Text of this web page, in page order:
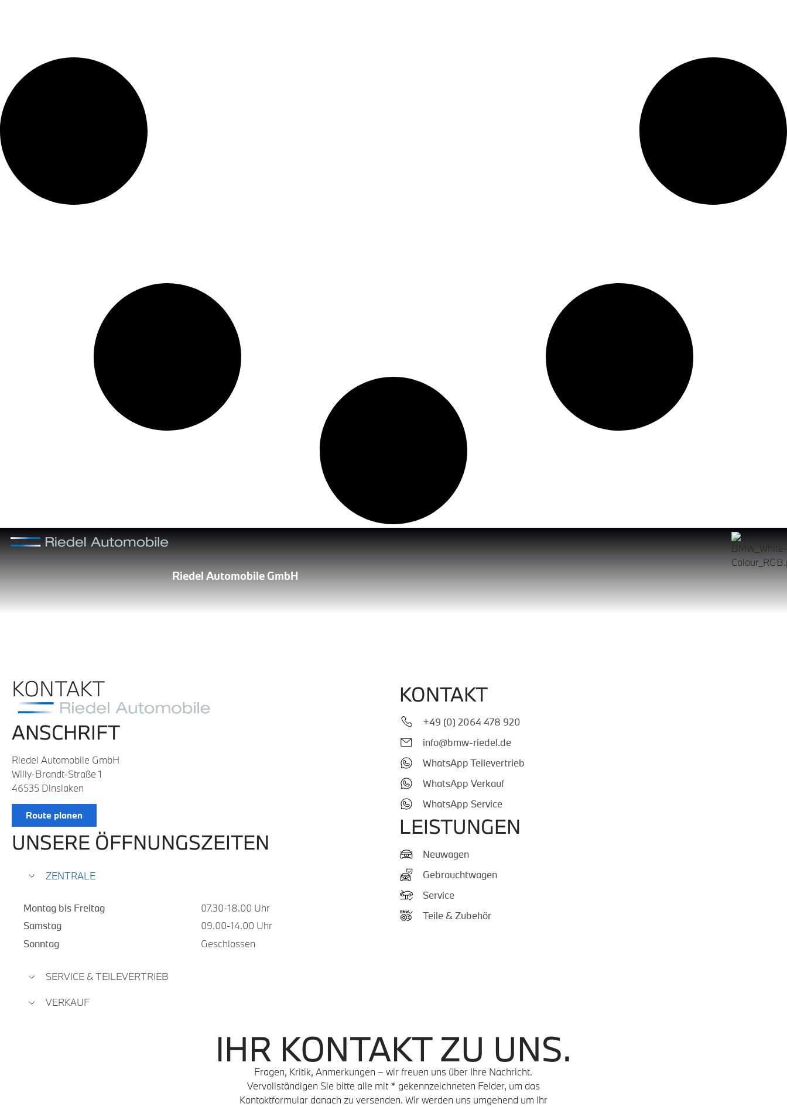
Riedel Automobile GmbH
KONTAKT
ANSCHRIFT
Riedel Automobile GmbH
Willy-Brandt-Straße 1
46535 Dinslaken
Route planen
UNSERE ÖFFNUNGSZEITEN
ZENTRALE
Montag bis Freitag
07.30-18.00 Uhr
Samstag
09.00-14.00 Uhr
Sonntag
Geschlossen
SERVICE & TEILEVERTRIEB
VERKAUF
KONTAKT
+49 (0) 2064 478 920
info@bmw-riedel.de
WhatsApp Teilevertrieb
WhatsApp Verkauf
WhatsApp Service
LEISTUNGEN
Neuwagen
Gebrauchtwagen
Service
Teile & Zubehör
IHR KONTAKT ZU UNS.
Fragen, Kritik, Anmerkungen – wir freuen uns über Ihre Nachricht.
Vervollständigen Sie bitte alle mit * gekennzeichneten Felder, um das
Kontaktformular danach zu versenden. Wir werden uns umgehend um Ihr